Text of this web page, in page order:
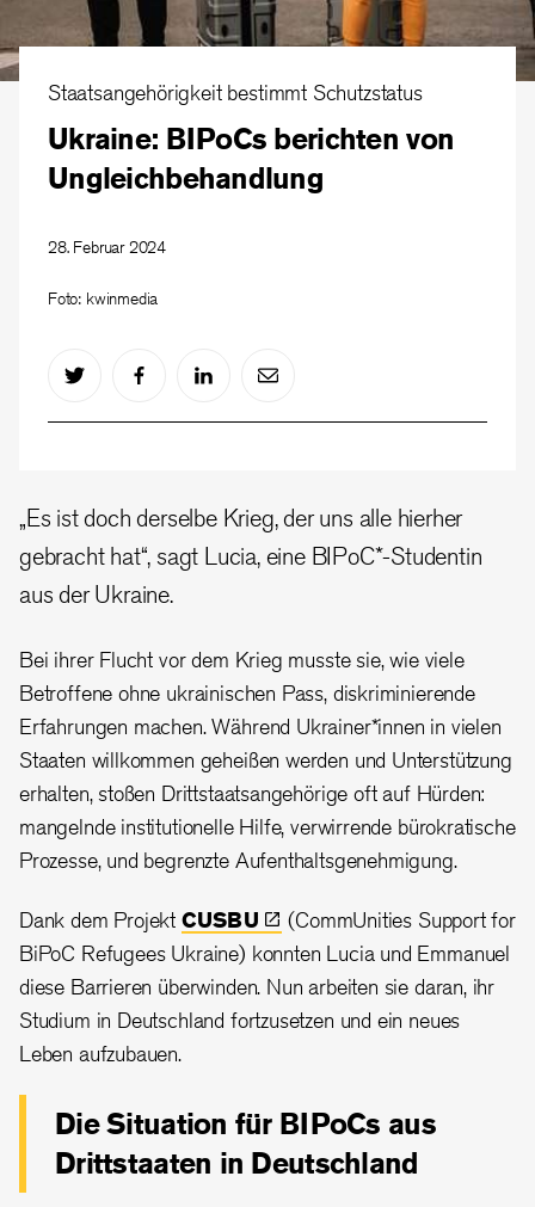
Staatsangehörigkeit bestimmt Schutzstatus
Ukraine: BIPoCs berichten von
Ungleichbehandlung
28. Februar 2024
Foto: kwinmedia
„Es ist doch derselbe Krieg, der uns alle hierher
gebracht hat“, sagt Lucia, eine BIPoC*-Studentin
aus der Ukraine.
Bei ihrer Flucht vor dem Krieg musste sie, wie viele
Betroffene ohne ukrainischen Pass, diskriminierende
Erfahrungen machen. Während Ukrainer*innen in vielen
Staaten willkommen geheißen werden und Unterstützung
erhalten, stoßen Drittstaatsangehörige oft auf Hürden:
mangelnde institutionelle Hilfe, verwirrende bürokratische
Prozesse, und begrenzte Aufenthaltsgenehmigung.
Dank dem Projekt CUSBU
(CommUnities Support for
BiPoC Refugees Ukraine) konnten Lucia und Emmanuel
diese Barrieren überwinden. Nun arbeiten sie daran, ihr
Studium in Deutschland fortzusetzen und ein neues
Leben aufzubauen.
Die Situation für BIPoCs aus
Drittstaaten in Deutschland